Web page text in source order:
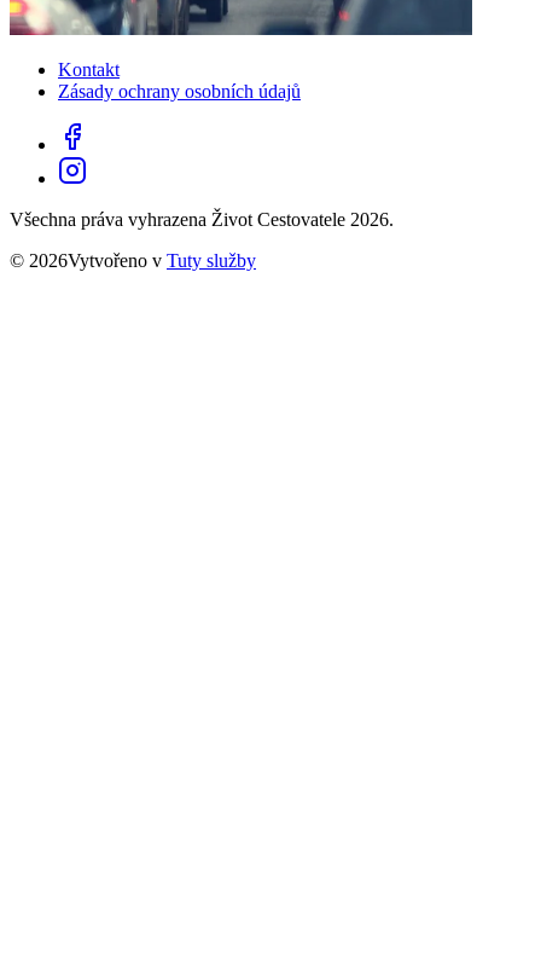
Kontakt
Zásady ochrany osobních údajů
Všechna práva vyhrazena Život Cestovatele 2026.
© 2026Vytvořeno v Tuty služby